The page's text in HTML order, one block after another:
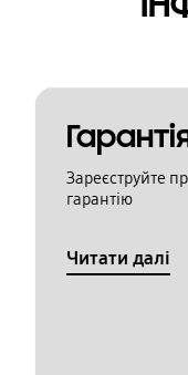
Зареєструйте
гарантію
Читати далі